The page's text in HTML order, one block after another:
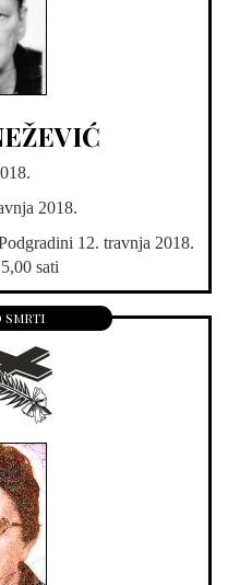
2018.
12. travnja 2018.
sati
smrti